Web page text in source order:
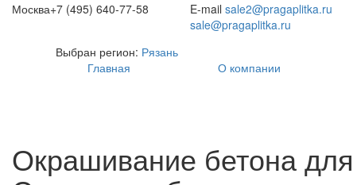
Москва+7 (495) 640-77-58 E-mail sale2@pragaplitka.ru
sale@pragaplitka.ru
Выбран регион: Рязань
Главная
О компании
Окрашивание бетона